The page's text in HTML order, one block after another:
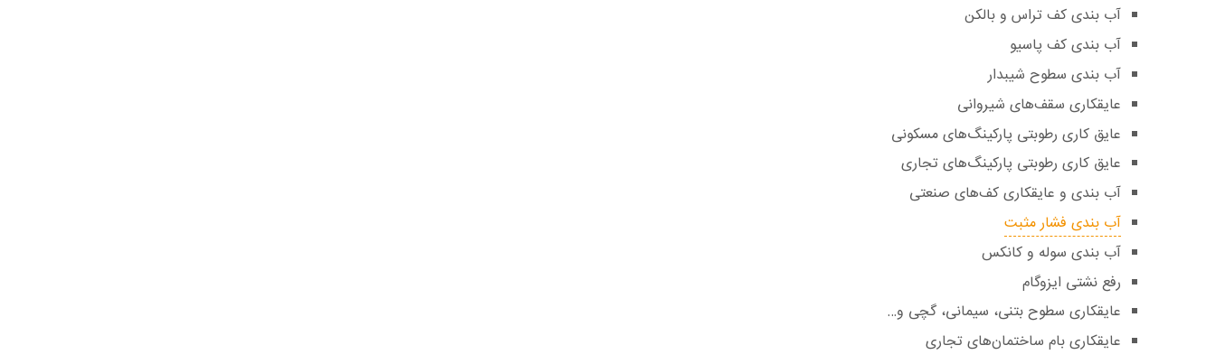
آب بندی کف تراس و بالکن
آب بندی کف پاسیو
آب بندی سطوح شیبدار
عایقکاری سقف‌های شیروانی
عایق کاری رطوبتی پارکینگ‌های مسکونی
عایق‌ کاری رطوبتی پارکینگ‌های تجاری
آب بندی و عایقکاری کف‌های صنعتی
آب بندی فشار مثبت
آب بندی سوله و کانکس
رفع نشتی ایزوگام
عایقکاری سطوح بتنی، سیمانی، گچی و…
عایقکاری بام‌ ساختمان‌های تجاری